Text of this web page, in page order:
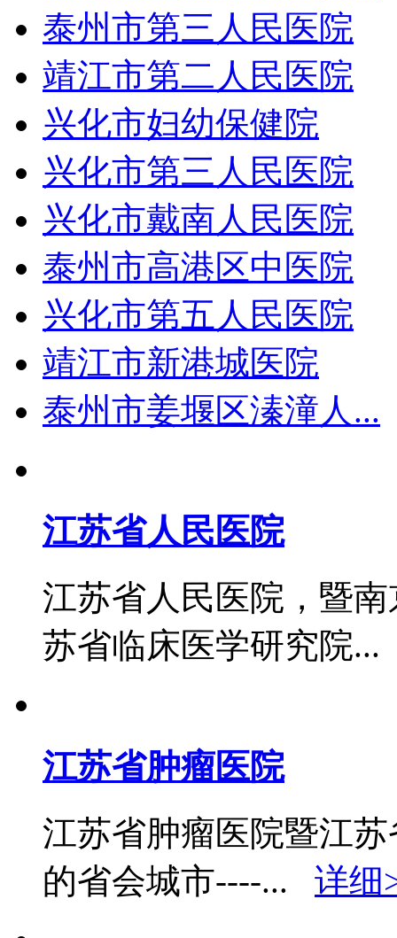
泰州市第三人民医院
靖江市第二人民医院
兴化市妇幼保健院
兴化市第三人民医院
兴化市戴南人民医院
泰州市高港区中医院
兴化市第五人民医院
靖江市新港城医院
泰州市姜堰区溱潼人...
江苏省人民医院
江苏省人民医院，暨
苏省临床医学研究院
江苏省肿瘤医院
江苏省肿瘤医院暨江
的省会城市----... 详细